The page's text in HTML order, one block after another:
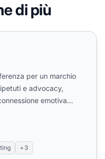
di più
per un marchio
e advocacy,
emotiva
+3